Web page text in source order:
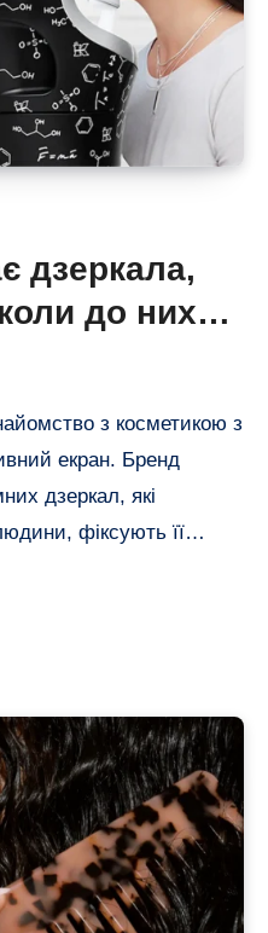
дзеркала,
до них
з косметикою з
екран. Бренд
дзеркал, які
фіксують її…